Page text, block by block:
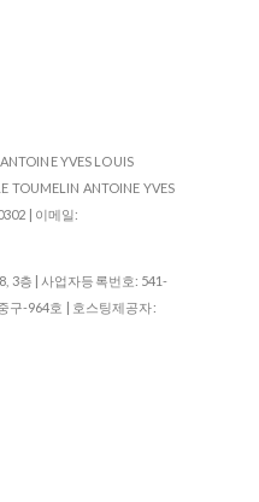
YVES LOUIS
TOUMELIN ANTOINE YVES
| 이메일:
3층 | 사업자등록번호: 541-
구-964호 | 호스팅제공자: